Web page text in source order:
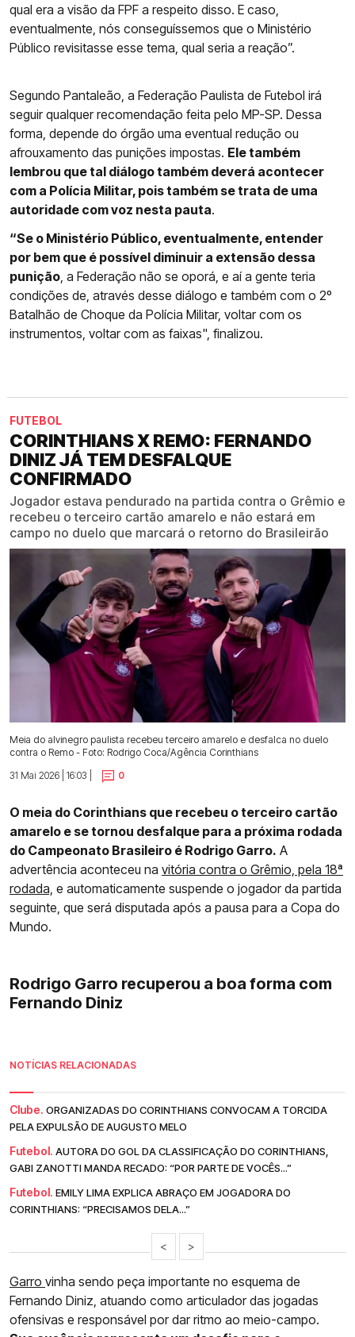
qual era a visão da FPF a respeito disso. E caso,
eventualmente, nós conseguíssemos que o Ministério
Público revisitasse esse tema, qual seria a reação”.
Segundo Pantaleão, a Federação Paulista de Futebol irá
seguir qualquer recomendação feita pelo MP-SP. Dessa
forma, depende do órgão uma eventual redução ou
afrouxamento das punições impostas. Ele também
lembrou que tal diálogo também deverá acontecer
com a Polícia Militar, pois também se trata de uma
autoridade com voz nesta pauta.
“Se o Ministério Público, eventualmente, entender
por bem que é possível diminuir a extensão dessa
punição, a Federação não se oporá, e aí a gente teria
condições de, através desse diálogo e também com o 2º
Batalhão de Choque da Polícia Militar, voltar com os
instrumentos, voltar com as faixas", finalizou.
FUTEBOL
CORINTHIANS X REMO: FERNANDO
DINIZ JÁ TEM DESFALQUE
CONFIRMADO
Jogador estava pendurado na partida contra o Grêmio e
recebeu o terceiro cartão amarelo e não estará em
campo no duelo que marcará o retorno do Brasileirão
Meia do alvinegro paulista recebeu terceiro amarelo e desfalca no duelo
contra o Remo - Foto: Rodrigo Coca/Agência Corinthians
31 Mai 2026 | 16:03 |
0
O meia do Corinthians que recebeu o terceiro cartão
amarelo e se tornou desfalque para a próxima rodada
do Campeonato Brasileiro é Rodrigo Garro. A
advertência aconteceu na vitória contra o Grêmio, pela 18ª
rodada, e automaticamente suspende o jogador da partida
seguinte, que será disputada após a pausa para a Copa do
Mundo.
Rodrigo Garro recuperou a boa forma com
Fernando Diniz
NOTÍCIAS RELACIONADAS
Clube. ORGANIZADAS DO CORINTHIANS CONVOCAM A TORCIDA
PELA EXPULSÃO DE AUGUSTO MELO
Futebol. AUTORA DO GOL DA CLASSIFICAÇÃO DO CORINTHIANS,
GABI ZANOTTI MANDA RECADO: “POR PARTE DE VOCÊS...”
Futebol. EMILY LIMA EXPLICA ABRAÇO EM JOGADORA DO
CORINTHIANS: “PRECISAMOS DELA...”
< >
Garro vinha sendo peça importante no esquema de
Fernando Diniz, atuando como articulador das jogadas
ofensivas e responsável por dar ritmo ao meio-campo.